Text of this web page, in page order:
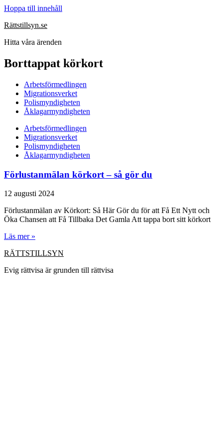
Hoppa till innehåll
Rättstillsyn.se
Hitta våra ärenden
Borttappat körkort
Arbetsförmedlingen
Migrationsverket
Polismyndigheten
Åklagarmyndigheten
Arbetsförmedlingen
Migrationsverket
Polismyndigheten
Åklagarmyndigheten
Förlustanmälan körkort – så gör du
12 augusti 2024
Förlustanmälan av Körkort: Så Här Gör du för att Få Ett Nytt och
Öka Chansen att Få Tillbaka Det Gamla Att tappa bort sitt körkort
Läs mer »
RÄTTSTILLSYN
Evig rättvisa är grunden till rättvisa